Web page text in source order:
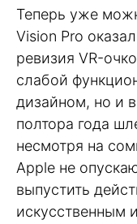
Теперь уже
Vision Pro
ревизия VR-
слабой
дизайном, но и
полтора года
несмотря на
Apple не
выпустить
искусственным